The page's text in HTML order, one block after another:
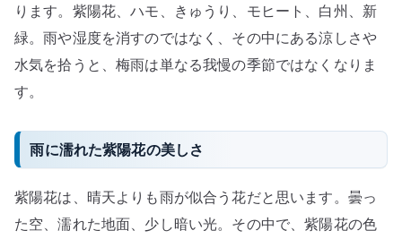
州、
新
緑
へ
ります。紫陽花、ハモ、きゅうり、モヒート、白州、新
緑。雨や湿度を消すのではなく、その中にある涼しさや
水気を拾うと、梅雨は単なる我慢の季節ではなくなりま
す。
雨に濡れた紫陽花の美しさ
紫陽花は、晴天よりも雨が似合う花だと思います。曇っ
た空、濡れた地面、少し暗い光。その中で、紫陽花の色